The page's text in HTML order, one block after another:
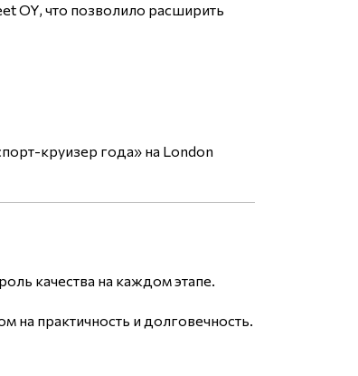
OY, что позволило расширить
круизер года» на London
качества на каждом этапе.
на практичность и долговечность.